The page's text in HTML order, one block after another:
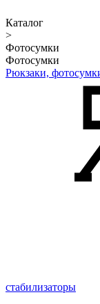
Каталог
>
Фотосумки
Фотосумки
Рюкзаки,
стабилизаторы